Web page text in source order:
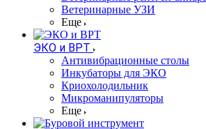
Ветеринарные УЗИ
Еще
ЭКО и ВРТ
Антивибрационные столы
Инкубаторы для ЭКО
Криохолодильник
Микроманипуляторы
Еще